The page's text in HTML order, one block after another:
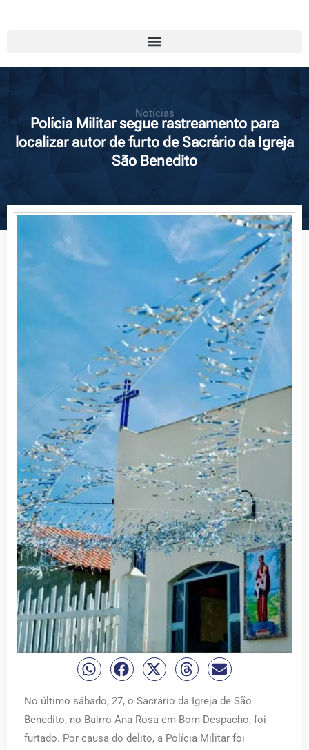
Notícias
Polícia Militar segue rastreamento para
localizar autor de furto de Sacrário da Igreja
São Benedito
No último sábado, 27, o Sacrário da Igreja de São
Benedito, no Bairro Ana Rosa em Bom Despacho, foi
furtado. Por causa do delito, a Polícia Militar foi